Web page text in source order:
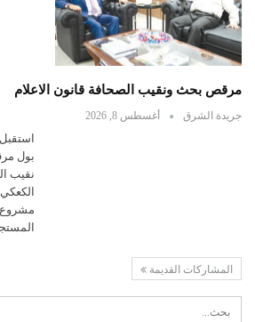
مرقص بحث ونقيب الصحافة قانون الاعلام
جريدة الشرق أغسطس 8, 2026
بول
نقيب
مشروع
المشاركات القديمة